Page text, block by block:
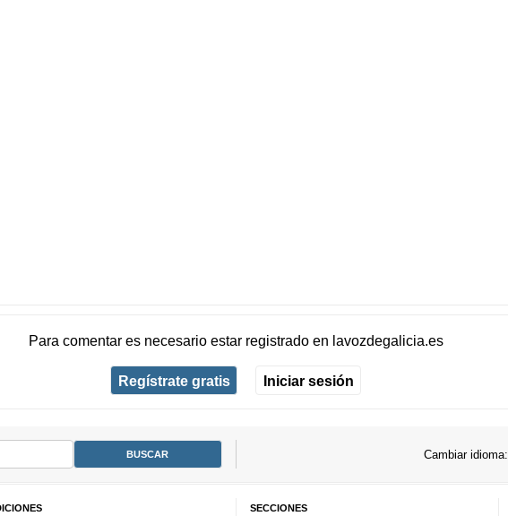
Para comentar es necesario estar registradoen lavozdegalicia.es
Regístrate gratis Iniciar sesión
Cambiar idioma:
SECCIONES